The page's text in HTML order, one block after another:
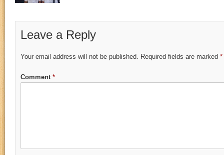
Leave a Reply
Your email address will not be published. Required fields are marked *
Comment *